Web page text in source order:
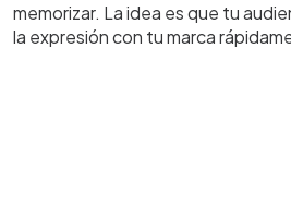
memorizar. La idea es que tu
la expresión con tu marca